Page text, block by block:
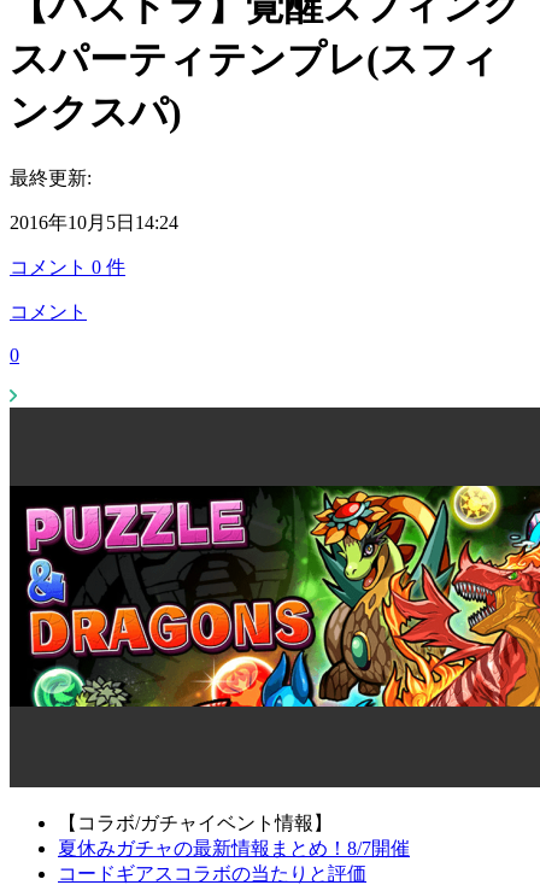
スパーティテンプレ(スフィ
ンクスパ)
最終更新:
2016年10月5日14:24
コメント 0 件
コメント
0
【コラボ/ガチャイベント情報】
夏休みガチャの最新情報まとめ！8/7開催
コードギアスコラボの当たりと評価